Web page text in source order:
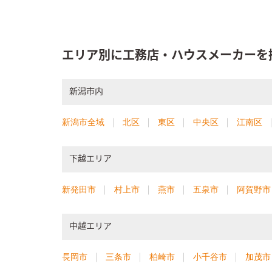
エリア別に工務店・ハウスメーカーを
新潟市内
新潟市全域 北区 東区 中央区 江南区
下越エリア
新発田市 村上市 燕市 五泉市 阿賀野市
中越エリア
長岡市 三条市 柏崎市 小千谷市 加茂市